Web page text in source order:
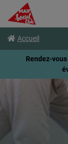
contenu
page
Accueil
Rendez-